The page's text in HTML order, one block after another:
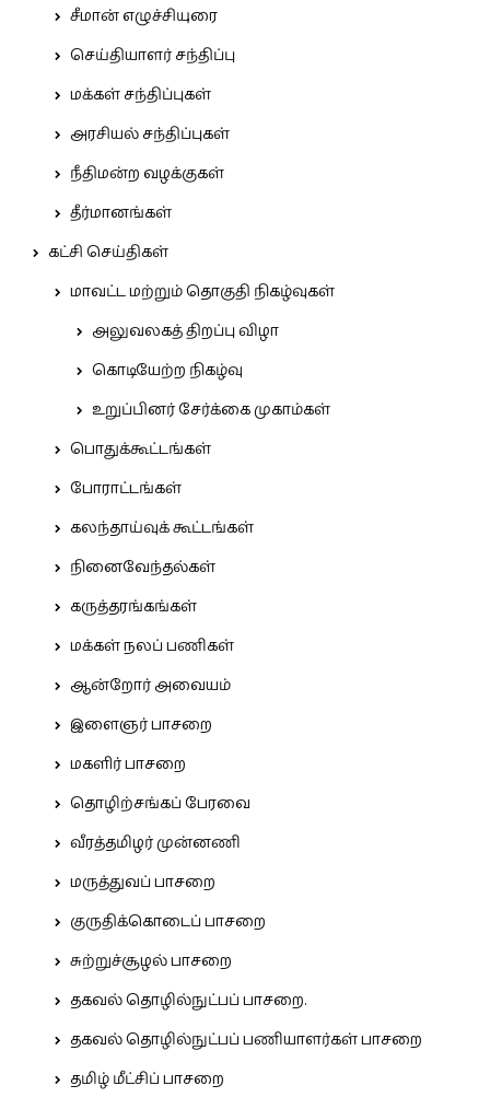
சீமான் எழுச்சியுரை
செய்தியாளர் சந்திப்பு
மக்கள் சந்திப்புகள்
அரசியல் சந்திப்புகள்
நீதிமன்ற வழக்குகள்
தீர்மானங்கள்
கட்சி செய்திகள்
மாவட்ட மற்றும் தொகுதி நிகழ்வுகள்
அலுவலகத் திறப்பு விழா
கொடியேற்ற நிகழ்வு
உறுப்பினர் சேர்க்கை முகாம்கள்
பொதுக்கூட்டங்கள்
போராட்டங்கள்
கலந்தாய்வுக் கூட்டங்கள்
நினைவேந்தல்கள்
கருத்தரங்கங்கள்
மக்கள் நலப் பணிகள்
ஆன்றோர் அவையம்
இளைஞர் பாசறை
மகளிர் பாசறை
தொழிற்சங்கப் பேரவை
வீரத்தமிழர் முன்னணி
மருத்துவப் பாசறை
குருதிக்கொடைப் பாசறை
சுற்றுச்சூழல் பாசறை
தகவல் தொழில்நுட்பப் பாசறை.
தகவல் தொழில்நுட்பப் பணியாளர்கள் பாசறை
தமிழ் மீட்சிப் பாசறை